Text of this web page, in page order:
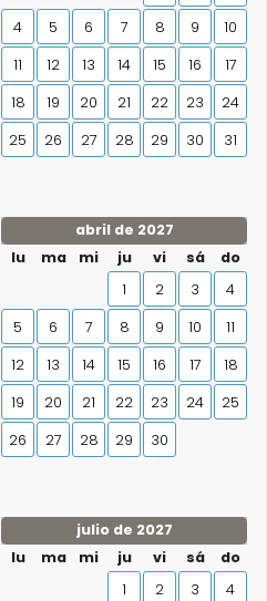
4
5 6 7 8 9
10
11
12 13 14 15 16
17
18
19 20 21 22 23
24
25
26 27 28 29 30 31
abril de 2027
lu
ma mi ju vi sá
do
1
2 3
4
5
6 7 8 9 10
11
12
13 14 15 16 17
18
19
20 21 22 23 24
25
26
27 28 29 30
julio de 2027
lu
ma mi ju vi sá
do
1
2 3 4